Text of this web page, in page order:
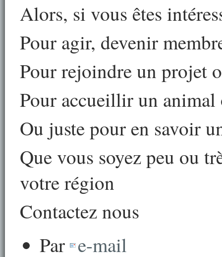
Alors, si vous êtes
Pour agir, devenir
Pour rejoindre un projet
Pour accueillir un animal
Ou juste pour en savoir
Que vous soyez peu ou
votre région
Contactez nous
Par e-mail